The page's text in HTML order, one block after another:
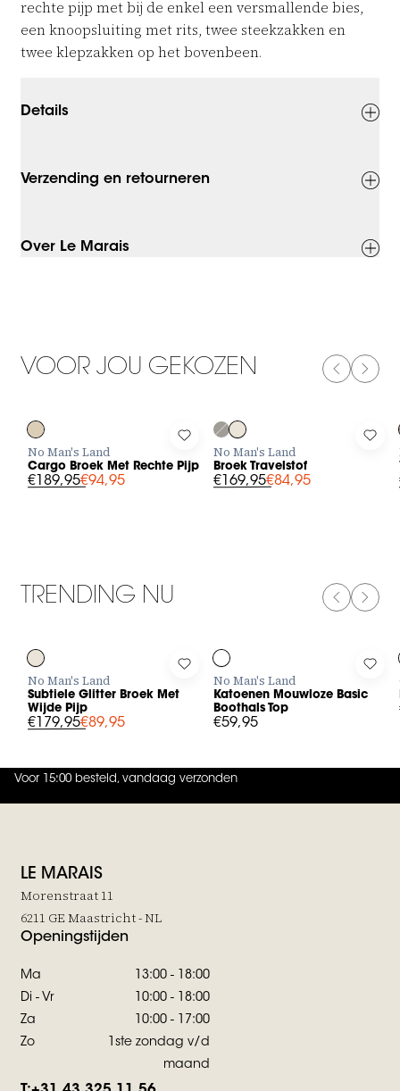
rechte pijp met bij de enkel een versmallende bies,
een knoopsluiting met rits, twee steekzakken en
twee klepzakken op het bovenbeen.
Details
Verzending en retourneren
Over Le Marais
VOOR JOU GEKOZEN
in to add Cargo Broek Met Rechte Pijp to your wishlist
No Man's Land
Cargo Broek Met Rechte Pijp
€189,95€94,95
Log in to add Broek Travelstof
No Man's Land
Broek Travelstof
€169,95€84,95
Log
TRENDING NU
in to add Subtiele Glitter Broek Met Wijde Pijp to your
No Man's Land
Subtiele Glitter Broek Met
Wijde Pijp
€179,95€89,95
Log in to add Katoenen
No Man's Land
Katoenen Mouwloze Basic
Boothals Top
€59,95
Log
Voor 15:00 besteld, vandaag verzonden
4.9 uit5 (737 reviews)
LE MARAIS
Morenstraat 11
6211 GE Maastricht - NL
Openingstijden
Ma
13:00 - 18:00
Di - Vr
10:00 - 18:00
Za
10:00 - 17:00
Zo
1ste zondag v/d
maand